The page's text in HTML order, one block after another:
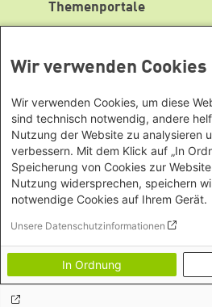
Hamburg
Hessen
Mecklenburg-Vorpommern
Niedersachsen
Nordrhein-Westfalen
Rheinland-Pfalz
Saarland
Schleswig-Holstein
Thüringen
Büro Neu-Delhi - Indien
Büro Phnom Penh -
Büro Seoul - Ostasien |
Afrika
Büro Horn von Afrika -
Somalia/Somaliland, Sudan,
Äthiopien
Büro Nairobi - Kenia, Uganda,
Büro Abuja - Nigeria
Büro Dakar - Senegal
Büro Kapstadt - Südafrika,
Themenportale
Grüne Akademie
GreenCampus Weiterbildung
Archiv Grünes Gedächtnis
Studienwerk
Mediatheken
Info Hub Plastic
Antifeminismus begegnen
Gender Mediathek
Grüne Websites
Bündnis 90 / Die Grünen
Bundestagsfraktion
European Greens
Die Grünen im Europäischen
Footer menu
Impressum und
Erklärung zur
Bildnachweise
Wir verwenden Cookies
Wir verwenden Cookies, um diese
sind technisch notwendig, andere
Nutzung der Website zu analysieren
verbessern. Mit dem Klick auf „In
Speicherung von Cookies zur
Nutzung widersprechen, speichern
notwendige Cookies auf Ihrem Gerät.
Unsere Datenschutzinformationen
In Ordnung